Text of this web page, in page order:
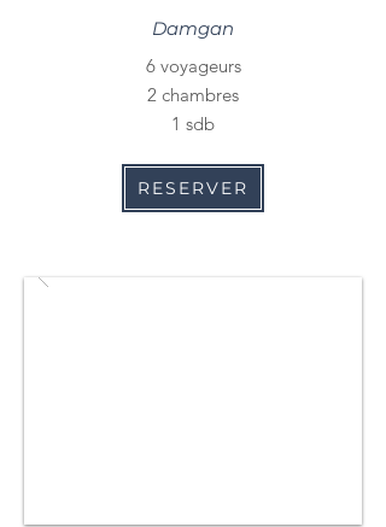
Damgan
6 voyageurs
2 chambres
1 sdb
RESERVER